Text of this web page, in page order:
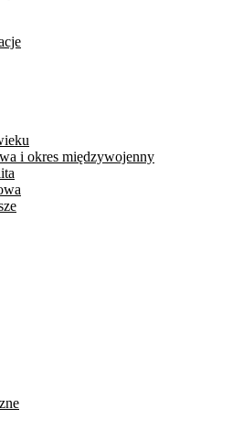
i okres międzywojenny